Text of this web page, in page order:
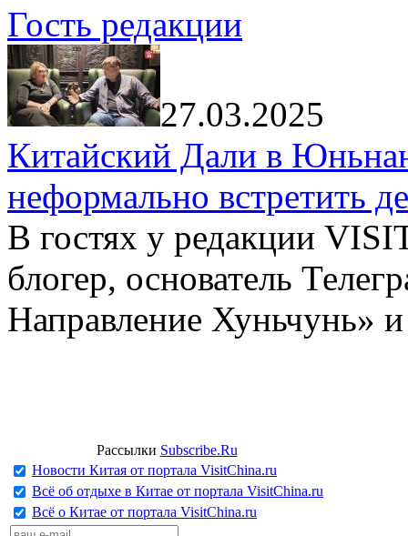
Гость редакции
27.03.2025
Китайский Дали в
неформально встретить
В гостях у редакции
блогер, основатель
Направление Хуньчунь»
Рассылки Subscribe.Ru
Новости Китая от портала VisitChina.ru
Всё об отдыхе в Китае от портала VisitChina.ru
Всё о Китае от портала VisitChina.ru